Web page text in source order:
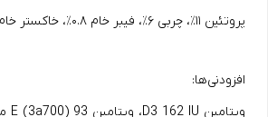
پروتئین ۱۱٪، چربی ۶٪، فیبر خام ۰.۸٪، خاکستر خام ۲.۵٪، رطوبت ۷۹٪
افزودنی‌ها: